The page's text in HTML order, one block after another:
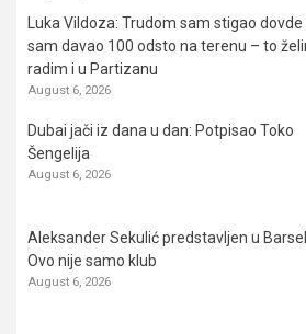
Luka Vildoza: Trudom sam stigao dovde
sam davao 100 odsto na terenu – to
radim i u Partizanu
August 6, 2026
Dubai jači iz dana u dan: Potpisao Toko
Šengelija
August 6, 2026
Aleksander Sekulić predstavljen u
Ovo nije samo klub
August 6, 2026